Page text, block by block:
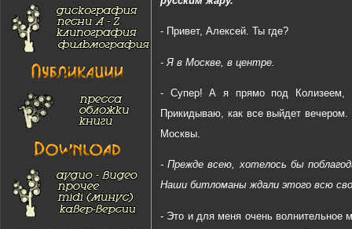
- Привет, Алексей. Ты где?
- Я в Москве, в центре.
- Супер! А я прямо под Колизеем,
Прикидываю, как все выйдет
Москвы.
- Прежде всею, хотелось бы
Наши битломаны ждали этого всю
- Это и для меня очень волнительное